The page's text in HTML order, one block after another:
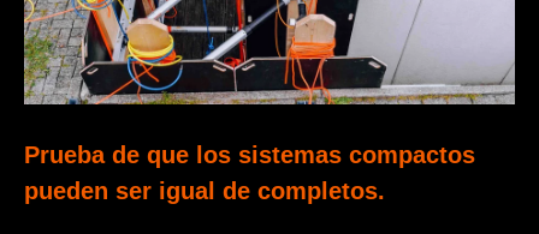
Prueba de que los sistemas compactos
pueden ser igual de completos.